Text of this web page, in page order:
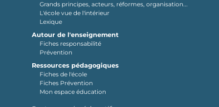
Grands principes, acteurs, réformes, organisation...
L'école vue de l'intérieur
Lexique
Autour de l'enseignement
Fiches responsabilité
Prévention
Ressources pédagogiques
Fiches de l'école
Fiches Prévention
Mon espace éducation